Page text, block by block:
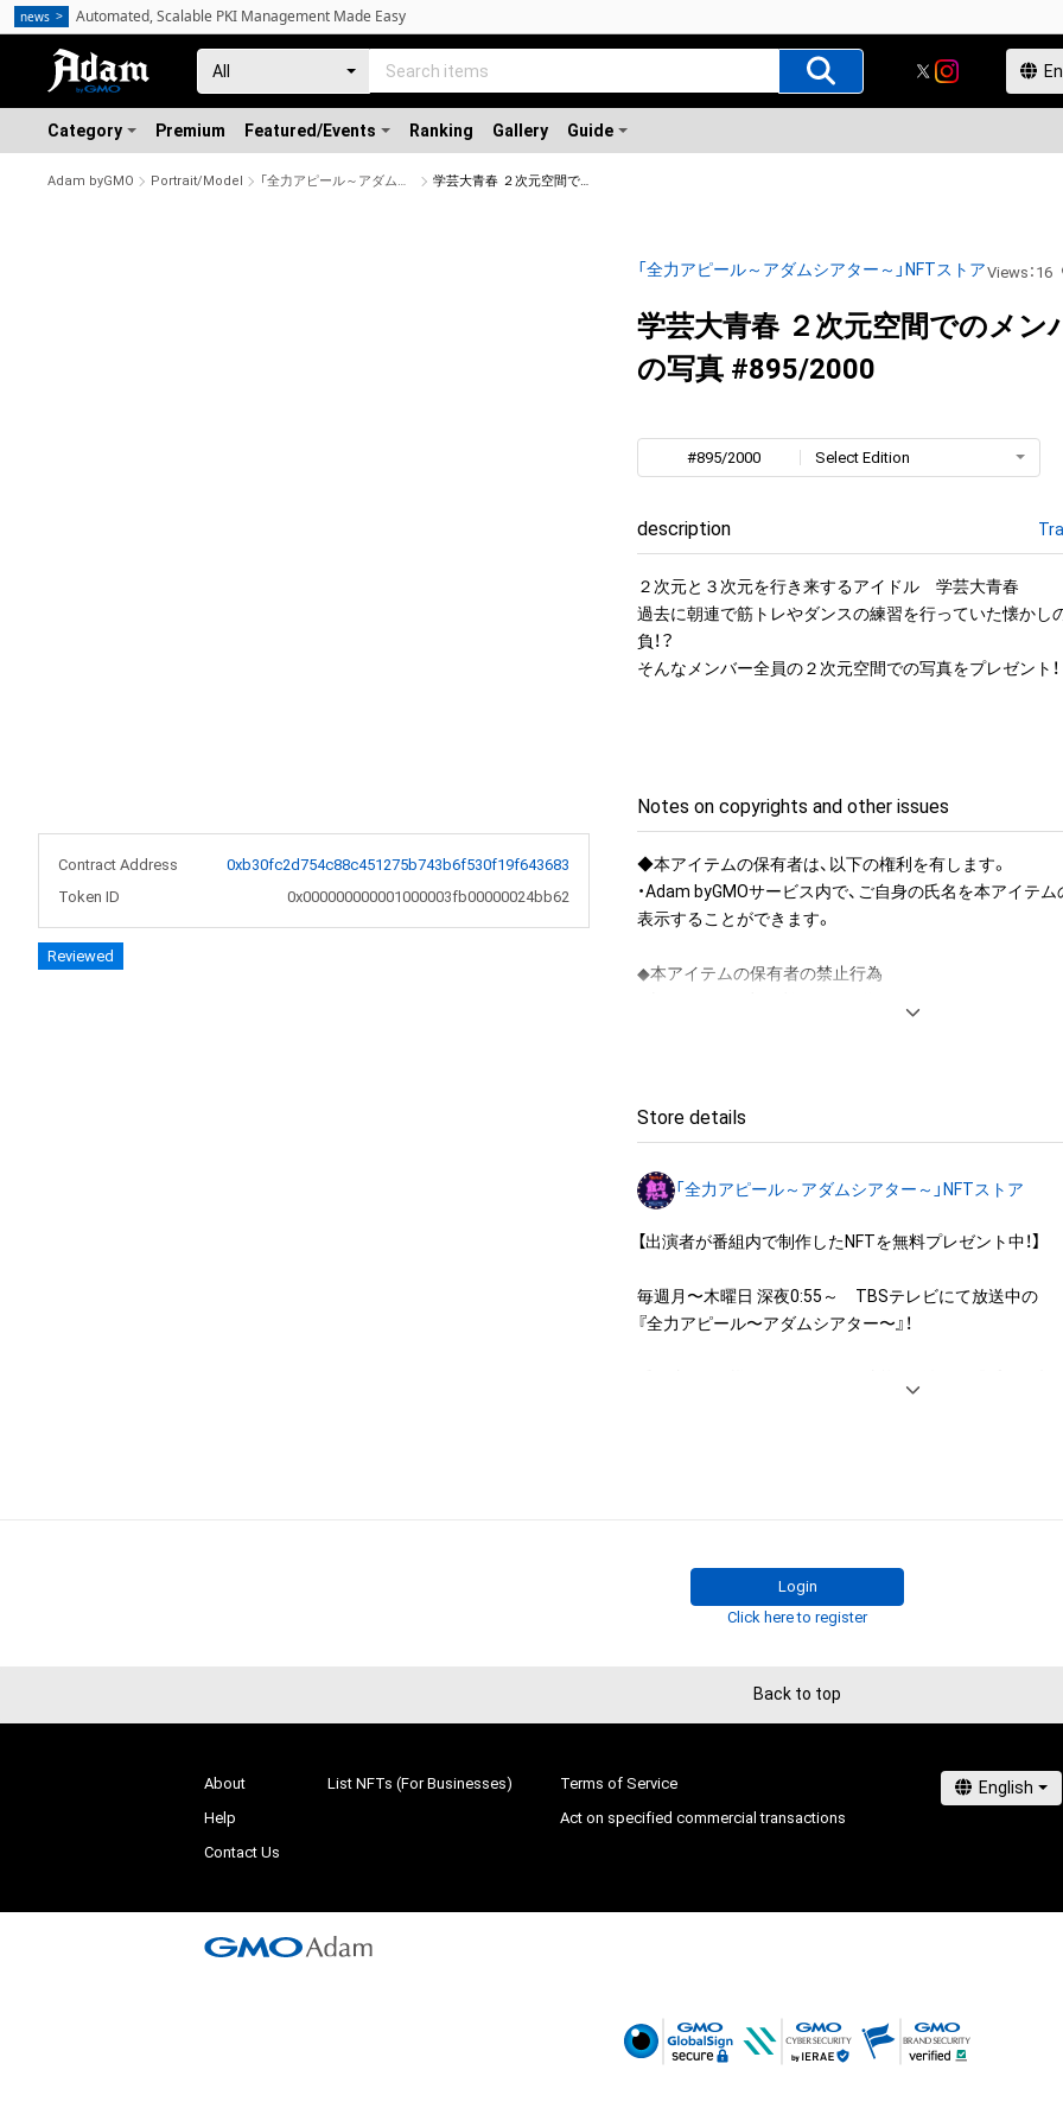
Category Premium Featured/Events Ranking Gallery Guide
Adam byGMO Portrait/Model 「全力アピール～アダムシアター～」NFTストア 学芸大青春 ２次元空間でのメンバー全員の写真
Contract Address
0xb30fc2d754c88c451275b743b6f530f19f643683
Token ID
0x000000000001000003fb00000024bb62
Reviewed
「全力アピール～アダムシアター～」NFTストアViews ： 16
学芸大青春 ２次元空間でのメン
の写真 #895/2000
#895/2000 Select Edition
description
２次元と３次元を行き来するアイドル　学芸大青春
過去に朝連で筋トレやダンスの練習を行っていた懐かし
負！？
そんなメンバー全員の２次元空間での写真をプレゼント！
Notes on copyrights and other issues
◆本アイテムの保有者は、以下の権利を有します。
・Adam byGMOサービス内で、ご自身の氏名を本アイテ
表示することができます。
◆本アイテムの保有者の禁止行為
◆本アイテムに関する注意事項
用新案権、商標権、意匠権その他の知的財産権(それらの
は、本アイテムの著作権を有する方、著作隣接権の権利者
有していたとしても、本アイテムに関する創作物にかかる
することを意味しません。
を受けている者からの事前の同意なしに、上記の「本アイ
(改変、公開、配布、逆コンパイル、リバースエンジニアリ
Store details
「全力アピール～アダムシアター～」NFTストア
【出演者が番組内で制作したNFTを無料プレゼント中！】
毎週月〜木曜日 深夜0:55～　TBSテレビにて放送中の
『全力アピール〜アダムシアター〜』！
そのパフォーマンスや特技をNFT化して視聴者の皆さん
TBSテレビおよび番組は、NFTの出品に関わる手続き・権
Login
Click here to register
Back to top
About
Help
Contact Us
List NFTs (For Businesses)
Terms of Service
Act on specified commercial transactions
news Automated, Scalable PKI Management Made Easy